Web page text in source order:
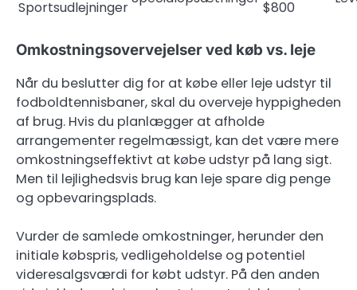
Sportsudlejninger
$800
Omkostningsovervejelser ved køb vs. leje
Når du beslutter dig for at købe eller leje udstyr til
fodboldtennisbaner, skal du overveje hyppigheden
af brug. Hvis du planlægger at afholde
arrangementer regelmæssigt, kan det være mere
omkostningseffektivt at købe udstyr på lang sigt.
Men til lejlighedsvis brug kan leje spare dig penge
og opbevaringsplads.
Vurder de samlede omkostninger, herunder den
initiale købspris, vedligeholdelse og potentiel
videresalgsværdi for købt udstyr. På den anden